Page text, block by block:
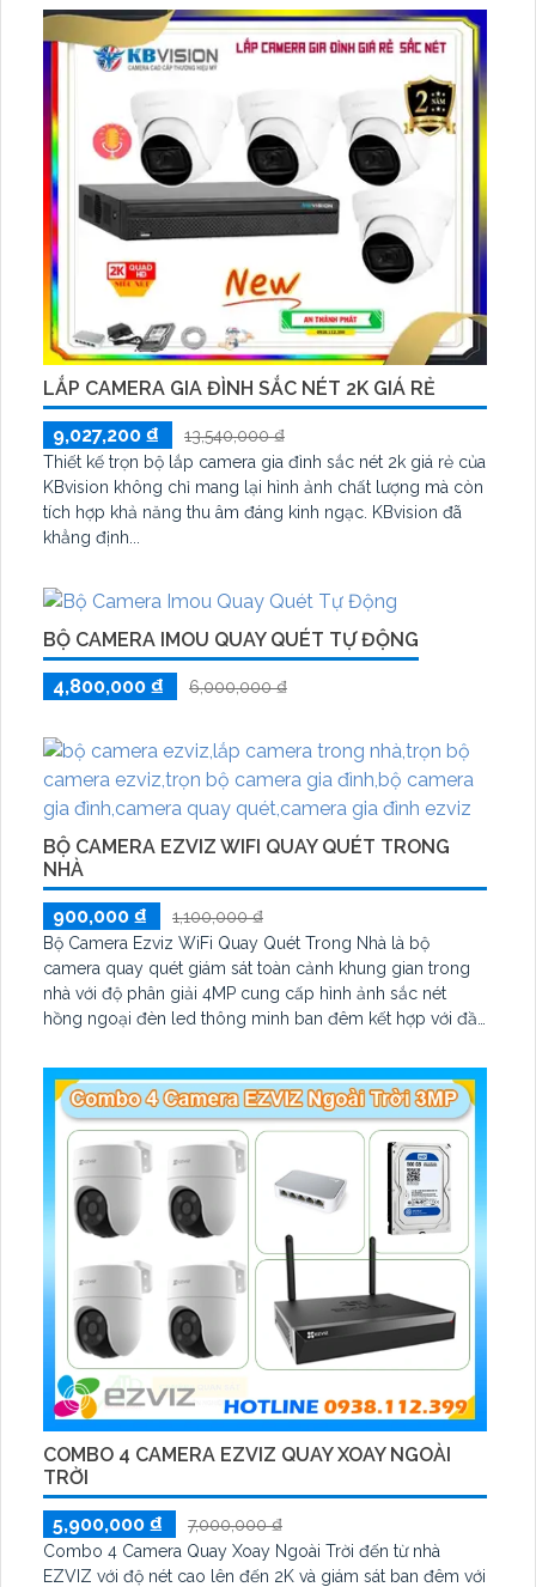
quan sát Với chuẩn nén H.265+ hồng ngoại thông minh
lên đến 30m kèm tính năng Phát hiện con người hỗ trợ
LẮP CAMERA GIA ĐÌNH SẮC NÉT 2K GIÁ RẺ
9,027,200 ₫
13,540,000 ₫
Thiết kế trọn bộ lắp camera gia đình sắc nét 2k giá rẻ của
KBvision không chỉ mang lại hình ảnh chất lượng mà còn
tích hợp khả năng thu âm đáng kinh ngạc. KBvision đã
khẳng định...
BỘ CAMERA IMOU QUAY QUÉT TỰ ĐỘNG
4,800,000 ₫ 6,000,000 ₫
BỘ CAMERA EZVIZ WIFI QUAY QUÉT TRONG
NHÀ
900,000 ₫
1,100,000 ₫
Bộ Camera Ezviz WiFi Quay Quét Trong Nhà là bộ
camera quay quét giám sát toàn cảnh khung gian trong
nhà với độ phân giải 4MP cung cấp hình ảnh sắc nét
hồng ngoại đèn led thông minh ban đêm kết hợp với đầu
lâu dài
COMBO 4 CAMERA EZVIZ QUAY XOAY NGOÀI
TRỜI
5,900,000 ₫
7,000,000 ₫
Combo 4 Camera Quay Xoay Ngoài Trời đến từ nhà
EZVIZ với độ nét cao lên đến 2K và giám sát ban đêm với